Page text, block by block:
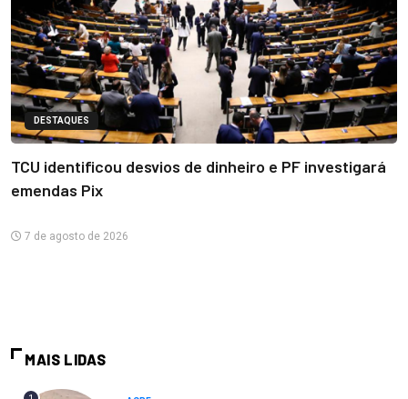
DESTAQUES
TCU identificou desvios de dinheiro e PF investigará
emendas Pix
7 de agosto de 2026
MAIS LIDAS